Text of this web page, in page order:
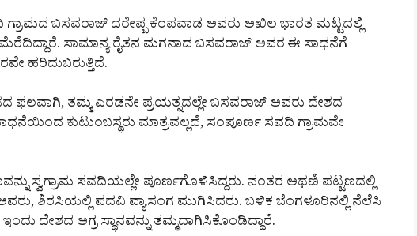
ಬಸವರಾಜ್ ದರೇಪ್ಪ ಕೆಂಪವಾಡ ಅವರು ಅಖಿಲ ಭಾರತ ಮಟ್ಟದಲ್ಲಿ
ಸಾಮಾನ್ಯ ರೈತನ ಮಗನಾದ ಬಸವರಾಜ್ ಅವರ ಈ ಸಾಧನೆಗೆ
ಹರಿದುಬರುತ್ತಿದೆ.
ಫಲವಾಗಿ, ತಮ್ಮ ಎರಡನೇ ಪ್ರಯತ್ನದಲ್ಲೇ ಬಸವರಾಜ್ ಅವರು ದೇಶದ
ಕುಟುಂಬಸ್ಥರು ಮಾತ್ರವಲ್ಲದೆ, ಸಂಪೂರ್ಣ ಸವದಿ ಗ್ರಾಮವೇ
ಸ್ವಗ್ರಾಮ ಸವದಿಯಲ್ಲೇ ಪೂರ್ಣಗೊಳಿಸಿದ್ದರು. ನಂತರ ಅಥಣಿ ಪಟ್ಟಣದಲ್ಲಿ
ಶಿರಸಿಯಲ್ಲಿ ಪದವಿ ವ್ಯಾಸಂಗ ಮುಗಿಸಿದರು. ಬಳಿಕ ಬೆಂಗಳೂರಿನಲ್ಲಿ ನೆಲೆಸಿ
ದೇಶದ ಅಗ್ರ ಸ್ಥಾನವನ್ನು ತಮ್ಮದಾಗಿಸಿಕೊಂಡಿದ್ದಾರೆ.